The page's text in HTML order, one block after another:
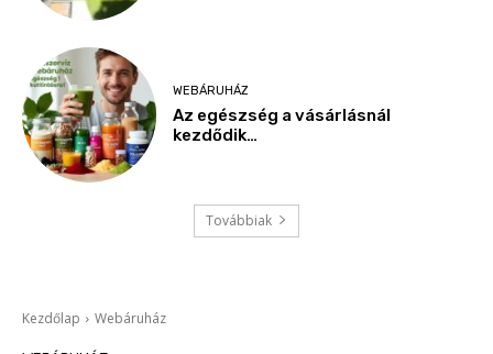
WEBÁRUHÁZ
Az egészség a vásárlásnál
kezdődik…
Továbbiak